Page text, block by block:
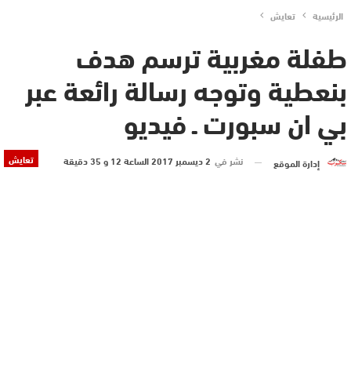
الرئيسية تعايش
طفلة مغربية ترسم هدف
بنعطية وتوجه رسالة رائعة عبر
بي ان سبورت ـ فيديو
تعايش إدارة الموقع نشر في 2 ديسمبر 2017 الساعة 12 و 35 دقيقة